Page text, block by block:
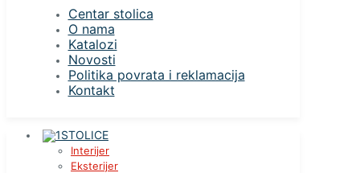
Centar stolica
O nama
Katalozi
Novosti
Politika povrata i reklamacija
Kontakt
STOLICE
Interijer
Eksterijer